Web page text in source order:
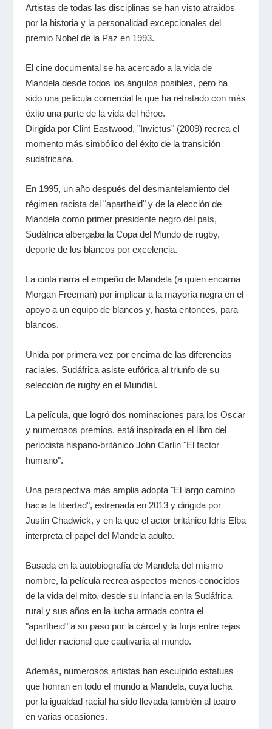
Artistas de todas las disciplinas se han visto atraídos
por la historia y la personalidad excepcionales del
premio Nobel de la Paz en 1993.
El cine documental se ha acercado a la vida de
Mandela desde todos los ángulos posibles, pero ha
sido una película comercial la que ha retratado con más
éxito una parte de la vida del héroe.
Dirigida por Clint Eastwood, "Invictus" (2009) recrea el
momento más simbólico del éxito de la transición
sudafricana.
En 1995, un año después del desmantelamiento del
régimen racista del "apartheid" y de la elección de
Mandela como primer presidente negro del país,
Sudáfrica albergaba la Copa del Mundo de rugby,
deporte de los blancos por excelencia.
La cinta narra el empeño de Mandela (a quien encarna
Morgan Freeman) por implicar a la mayoría negra en el
apoyo a un equipo de blancos y, hasta entonces, para
blancos.
Unida por primera vez por encima de las diferencias
raciales, Sudáfrica asiste eufórica al triunfo de su
selección de rugby en el Mundial.
La película, que logró dos nominaciones para los Oscar
y numerosos premios, está inspirada en el libro del
periodista hispano-británico John Carlin "El factor
humano".
Una perspectiva más amplia adopta "El largo camino
hacia la libertad", estrenada en 2013 y dirigida por
Justin Chadwick, y en la que el actor británico Idris Elba
interpreta el papel del Mandela adulto.
Basada en la autobiografía de Mandela del mismo
nombre, la película recrea aspectos menos conocidos
de la vida del mito, desde su infancia en la Sudáfrica
rural y sus años en la lucha armada contra el
"apartheid" a su paso por la cárcel y la forja entre rejas
del líder nacional que cautivaría al mundo.
Además, numerosos artistas han esculpido estatuas
que honran en todo el mundo a Mandela, cuya lucha
por la igualdad racial ha sido llevada también al teatro
en varias ocasiones.